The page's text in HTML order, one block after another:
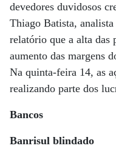
devedores duvidosos
Thiago Batista,
relatório que a alta das
aumento das margens
Na quinta-feira 14, as
realizando parte dos
Bancos
Banrisul blindado